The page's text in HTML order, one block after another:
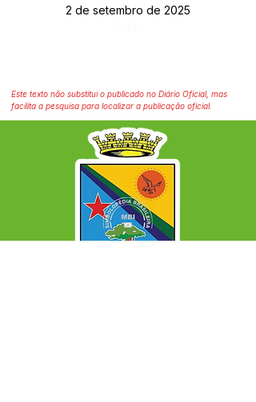
2 de setembro de 2025
Este texto não substitui o publicado no Diário Oficial, mas
facilita a pesquisa para localizar a publicação oficial.